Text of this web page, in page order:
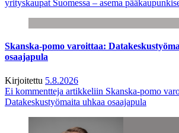
yrityskaupat Suomessa – asema
Skanska-pomo varoittaa:
osaajapula
Kirjoitettu 5.8.2026
Ei kommentteja artikkeliin Skanska-pomo
Datakeskustyömaita uhkaa osaajapula